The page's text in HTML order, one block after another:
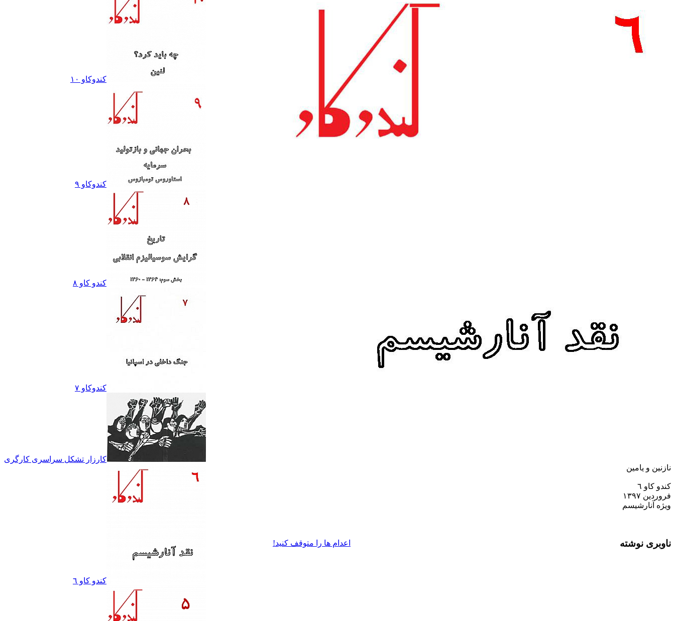
نازنین و یامین
کندو کاو ٦
فروردين ۱۳۹٧
ويژه آنارشيسم
اعدام ها را متوقف کنيد! ناوبری نوشته
کندوکاو ١٠
کندوکاو ٩
کندو کاو ٨
کندوکاو ۷
کارزار تشکل سراسرى کارگرى
کندو کاو ٦